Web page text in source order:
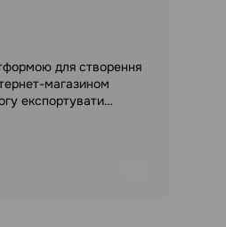
для створення
магазином
експортувати
сповіщення та